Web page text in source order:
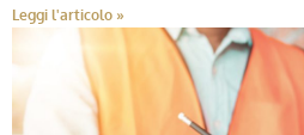
Leggi l'articolo »